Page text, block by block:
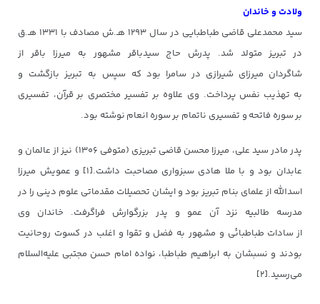
ولادت و خاندان
سید محمد­علی قاضی طباطبایی در سال ۱۲۹۳ هـ­.ش مصادف با ۱۳۳۱ هـ.­ق
در تبریز متولد شد. پدرش حاج سیدباقر مشهور به میرزا باقر از
شاگردان میرزای شیرازی در سامرا بود که سپس به تبریز بازگشت و
به تهذیب نفس پرداخت. وی علاوه بر تفسیر مختصری بر قرآن، تفسیری
بر سوره فاتحه و تفسیری ناتمام بر سوره انعام نوشته بود.
پدر مادر سید علی، میرزا محسن قاضی تبریزی (متوفی ۱۳۰۶) نیز از عالمان و
عابدان بود و با ملا هادی سبزواری مصاحبت داشت.[۱] و عمویش میرزا
اسدالله از علمای بنام تبریز بود و ایشان تحصیلات مقدماتی علوم دینی را در
مدرسه طالبیه نزد آن عمو و پدر بزرگوارش فراگرفت. خاندان وی
از سادات طباطبائی و مشهور به فضل و تقوا و اغلب در کسوت روحانیت
بودند و نسبشان به ابراهیم طباطبا، نواده امام حسن مجتبی علیه‌السلام
می‌رسید.[۲]